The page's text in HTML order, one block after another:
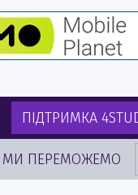
ПІДТРИМКА
МИ ПЕРЕМОЖЕМО